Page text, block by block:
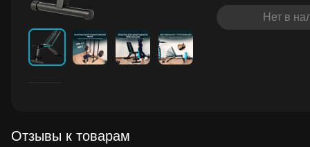
Нет в
Отзывы к товарам